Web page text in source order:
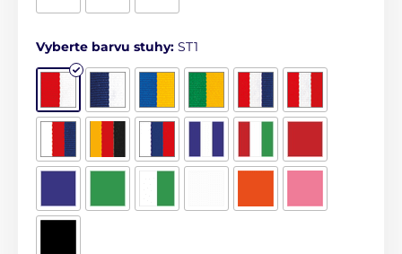
Vyberte barvu stuhy: ST1